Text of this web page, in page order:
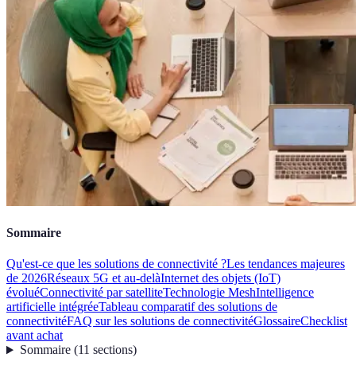
Sommaire
Qu'est-ce que les solutions de connectivité ?Les tendances majeures
de 2026Réseaux 5G et au-delàInternet des objets (IoT)
évoluéConnectivité par satelliteTechnologie MeshIntelligence
artificielle intégréeTableau comparatif des solutions de
connectivitéFAQ sur les solutions de connectivitéGlossaireChecklist
avant achat
Sommaire(11 sections)